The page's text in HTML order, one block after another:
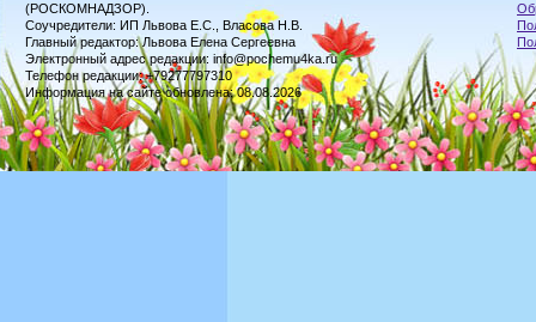
(РОСКОМНАДЗОР).
Соучредители: ИП Львова Е.С., Власова Н.В.
Главный редактор: Львова Елена Сергеевна
Электронный адрес редакции: info@pochemu4ka.ru
Телефон редакции: +79277797310
Информация на сайте обновлена: 08.08.2026